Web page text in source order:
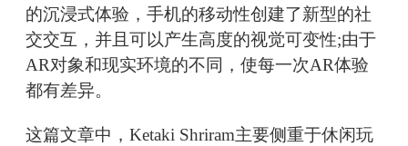
的沉浸式体验，手机的移动性创建了新型的社
交交互，并且可以产生高度的视觉可变性;由于
AR对象和现实环境的不同，使每一次AR体验
都有差异。
这篇文章中，Ketaki Shriram主要侧重于休闲玩